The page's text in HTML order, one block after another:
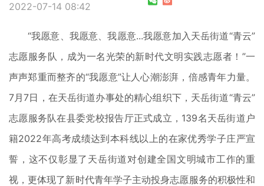
2022-07-14 08:42
“我愿意、我愿意、我愿意...我愿意加入天岳街道“青云”
志愿服务队，成为一名光荣的新时代文明实践志愿者！”一
声声郑重而整齐的“我愿意”让人心潮澎湃，倍感青年力量。
7月7日，在天岳街道办事处的精心组织下，天岳街道“青云”
志愿服务队在县委党校报告厅正式成立，139名天岳街道户
籍2022年高考成绩达到本科线以上的在家优秀学子庄严宣
誓，这不仅彰显了天岳街道对创建全国文明城市工作的重
视，更体现了新时代青年学子主动投身志愿服务的积极性和